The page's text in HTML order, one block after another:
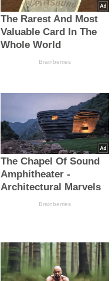
The Rarest And Most
Valuable Card In The
Whole World
Brainberries
The Chapel Of Sound
Amphitheater -
Architectural Marvels
Brainberries